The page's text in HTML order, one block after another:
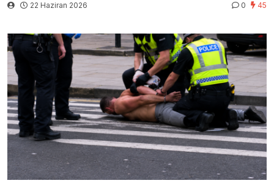
22 Haziran 2026 0 45